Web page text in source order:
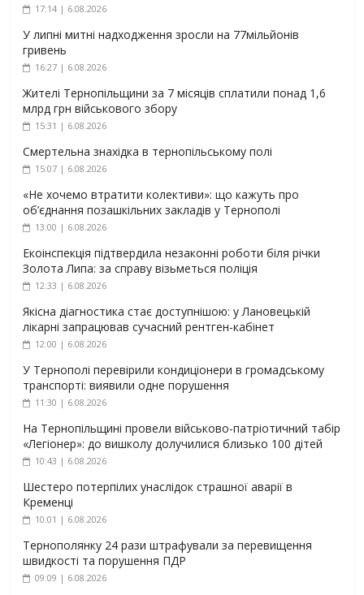
17:14 | 6.08.2026
У липні митні надходження зросли на 77мільйонів
гривень
16:27 | 6.08.2026
Жителі Тернопільщини за 7 місяців сплатили понад 1,6
млрд грн військового збору
15:31 | 6.08.2026
Смертельна знахідка в тернопільському полі
15:07 | 6.08.2026
«Не хочемо втратити колективи»: що кажуть про
об’єднання позашкільних закладів у Тернополі
13:00 | 6.08.2026
Екоінспекція підтвердила незаконні роботи біля річки
Золота Липа: за справу візьметься поліція
12:33 | 6.08.2026
Якісна діагностика стає доступнішою: у Лановецькій
лікарні запрацював сучасний рентген-кабінет
12:00 | 6.08.2026
У Тернополі перевірили кондиціонери в громадському
транспорті: виявили одне порушення
11:30 | 6.08.2026
На Тернопільщині провели військово-патріотичний табір
«Легіонер»: до вишколу долучилися близько 100 дітей
10:43 | 6.08.2026
Шестеро потерпілих унаслідок страшної аварії в
Кременці
10:01 | 6.08.2026
Тернополянку 24 рази штрафували за перевищення
швидкості та порушення ПДР
09:09 | 6.08.2026